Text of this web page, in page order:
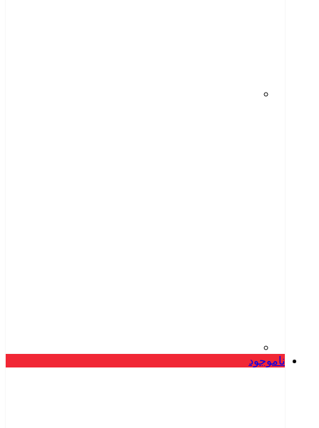
ناموجود